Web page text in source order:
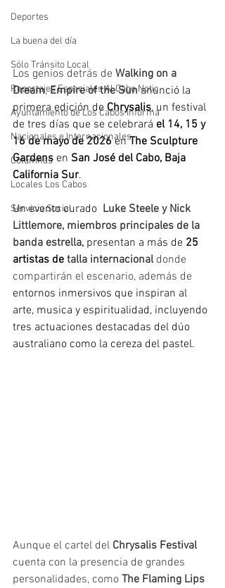
Deportes
La buena del día
Sólo Tránsito Local
Reportajes Especiales Al Cabo Notic
Ayuntamiento de Los Cabos Informa
Nacionales e Internacionales
Columnas
Locales Los Cabos
Servicio Social
Los genios detrás de Walking on a
Dream, Empire of the Sun anunció la
primera edición de Chrysalis, un festival
de tres días que se celebrará el 14, 15 y
16 de mayo de 2026 en The Sculpture
Gardens en San José del Cabo, Baja
California Sur.
Un evento curado Luke Steele y Nick
Littlemore, miembros principales de la
banda estrella, presentan a más de 25
artistas de talla internacional donde
compartirán el escenario, además de
entornos inmersivos que inspiran al
arte, musica y espiritualidad, incluyendo
tres actuaciones destacadas del dúo
australiano como la cereza del pastel.
Aunque el cartel del Chrysalis Festival
cuenta con la presencia de grandes
personalidades, como The Flaming Lips